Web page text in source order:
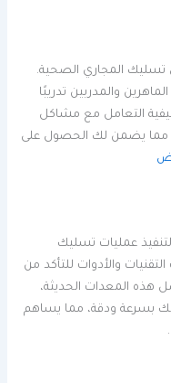
تسليك المجاري الصحية.
والمدربين تدريبًا
التعامل مع مشاكل
مما يضمن لك الحصول على
عمليات تسليك
والأدوات للتأكد من
هذه المعدات الحديثة،
بسرعة ودقة، مما يساهم